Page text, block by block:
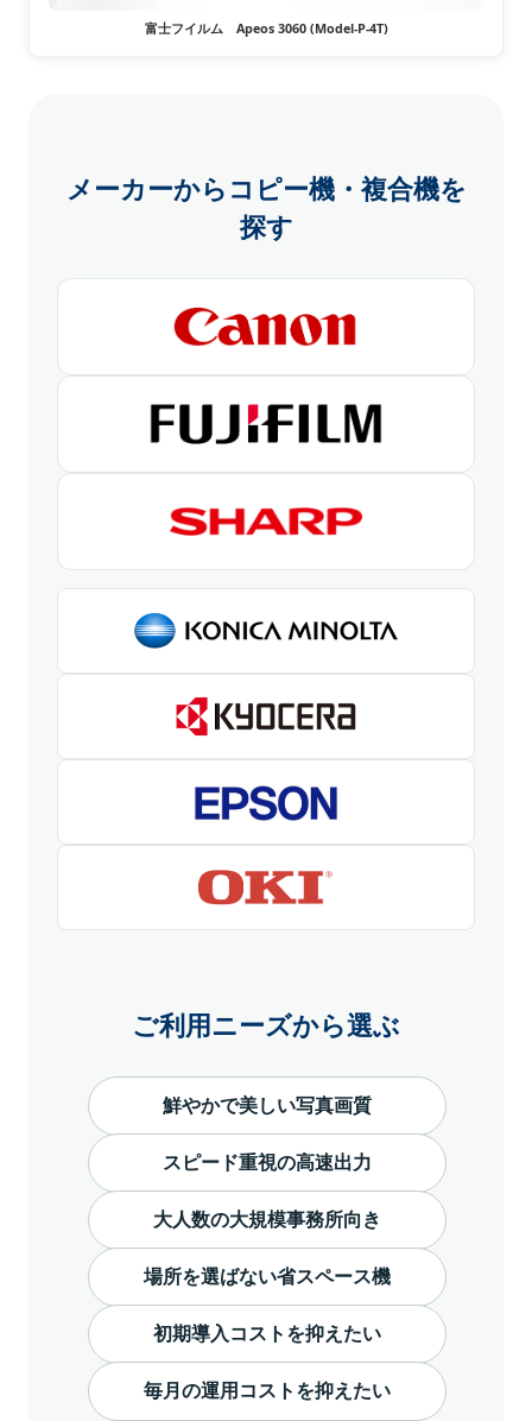
富士フイルム Apeos 3060 (Model-P-4T)
メーカーからコピー機・複合機を
探す
ご利用ニーズから選ぶ
鮮やかで美しい写真画質
スピード重視の高速出力
大人数の大規模事務所向き
場所を選ばない省スペース機
初期導入コストを抑えたい
毎月の運用コストを抑えたい